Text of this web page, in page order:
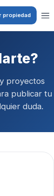
propiedad
proyectos
publicar tu
duda.